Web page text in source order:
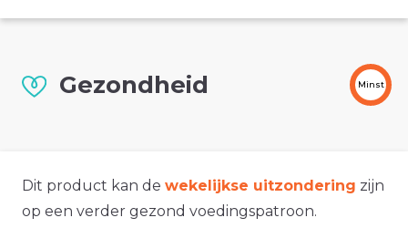
Gezondheid Minst
Dit product kan de wekelijkse uitzondering zijn
op een verder gezond voedingspatroon.